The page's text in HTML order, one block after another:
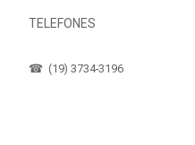
TELEFONES
☎ (19) 3734-3196